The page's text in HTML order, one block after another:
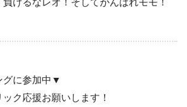
グに参加中▼
ク応援お願いします！